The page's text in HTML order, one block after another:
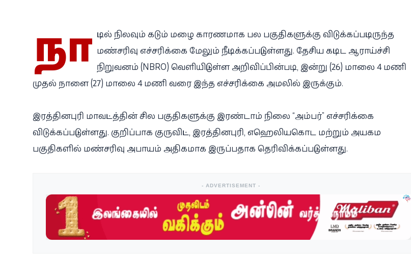
நா ட்டில் நிலவும் கடும் மழை காரணமாக பல பகுதிகளுக்கு விடுக்கப்பட்டிருந்த
மண்சரிவு எச்சரிக்கை மேலும் நீட்டிக்கப்பட்டுள்ளது. தேசிய கட்டிட ஆராய்ச்சி
நிறுவனம் (NBRO) வெளியிட்டுள்ள அறிவிப்பின்படி, இன்று (26) மாலை 4 மணி
முதல் நாளை (27) மாலை 4 மணி வரை இந்த எச்சரிக்கை அமலில் இருக்கும்.
இரத்தினபுரி மாவட்டத்தின் சில பகுதிகளுக்கு இரண்டாம் நிலை “அம்பர்” எச்சரிக்கை
விடுக்கப்பட்டுள்ளது. குறிப்பாக குருவிட்ட, இரத்தினபுரி, எஹெலியகொட மற்றும் அயகம
பகுதிகளில் மண்சரிவு அபாயம் அதிகமாக இருப்பதாக தெரிவிக்கப்பட்டுள்ளது.
- ADVERTISEMENT -